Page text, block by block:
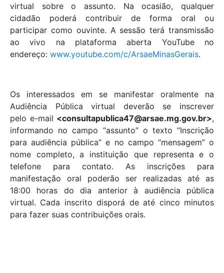
virtual sobre o assunto. Na ocasião, qualquer
cidadão poderá contribuir de forma oral ou
participar como ouvinte. A sessão terá transmissão
ao vivo na plataforma aberta YouTube no
endereço: www.youtube.com/c/ArsaeMinasGerais.
Os interessados em se manifestar oralmente na
Audiência Pública virtual deverão se inscrever
pelo e-mail <consultapublica47@arsae.mg.gov.br>,
informando no campo “assunto” o texto “Inscrição
para audiência pública” e no campo “mensagem” o
nome completo, a instituição que representa e o
telefone para contato. As inscrições para
manifestação oral poderão ser realizadas até as
18:00 horas do dia anterior à audiência pública
virtual. Cada inscrito disporá de até cinco minutos
para fazer suas contribuições orais.